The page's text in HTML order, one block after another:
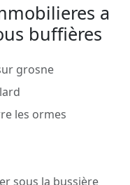
a
buffières
grosne
les ormes
sous la bussière